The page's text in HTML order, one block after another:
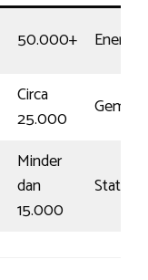
50.000+
Circa
25.000
Minder
dan
15.000
Statisch